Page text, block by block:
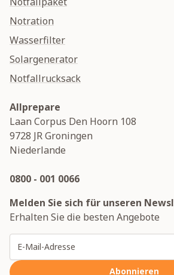
Notration
Wasserfilter
Solargenerator
Notfallrucksack
Allprepare
Laan Corpus Den Hoorn 108
9728 JRGroningen
Niederlande
0800 - 001 0066
Melden Sie sich für unseren
Erhalten Sie die besten Angebote
Abonnieren